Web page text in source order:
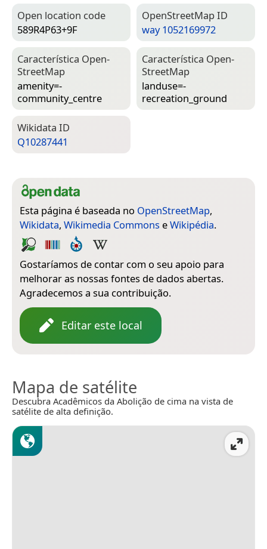
Open location code
589R4P63+9F
Open­Street­Map ID
way 1052169972
Característica Open­
Street­Map
amenity=­
community_centre
Característica Open­
Street­Map
landuse=­
recreation_ground
Wiki­data ID
Q10287441
Esta página é baseada no OpenStreetMap,
Wikidata, Wikimedia Commons eWikipédia.
Gostaríamos de contar com o seu apoio para
melhorar as nossas fontes de dados abertas.
Agradecemos a sua contribuição.
Editar este local
Mapa de satélite
Descubra Acadêmicos da Abolição de cima na vista de
satélite de alta definição.